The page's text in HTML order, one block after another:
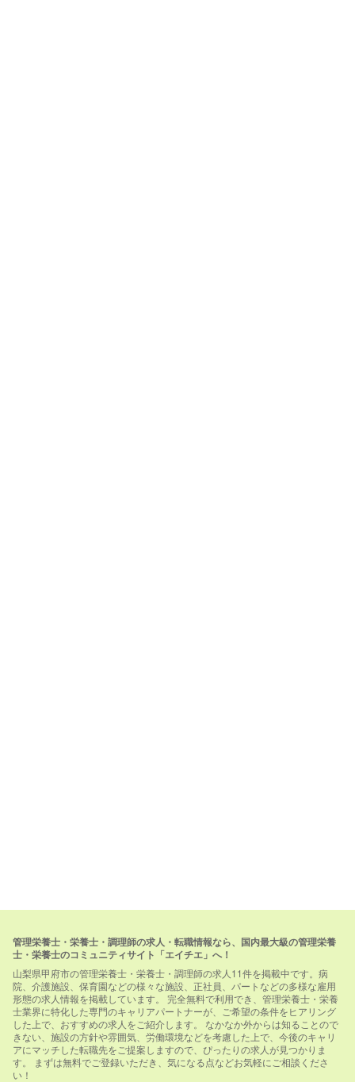
管理栄養士・栄養士・調理師の求人・転職情報なら、国内最大級の管理栄養
士・栄養士のコミュニティサイト「エイチエ」へ！
山梨県甲府市の管理栄養士・栄養士・調理師の求人11件を掲載中です。病
院、介護施設、保育園などの様々な施設、正社員、パートなどの多様な雇用
形態の求人情報を掲載しています。 完全無料で利用でき、管理栄養士・栄養
士業界に特化した専門のキャリアパートナーが、ご希望の条件をヒアリング
した上で、おすすめの求人をご紹介します。 なかなか外からは知ることので
きない、施設の方針や雰囲気、労働環境などを考慮した上で、今後のキャリ
アにマッチした転職先をご提案しますので、ぴったりの求人が見つかりま
す。 まずは無料でご登録いただき、気になる点などお気軽にご相談くださ
い！